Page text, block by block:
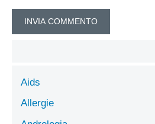
Aids
Allergie